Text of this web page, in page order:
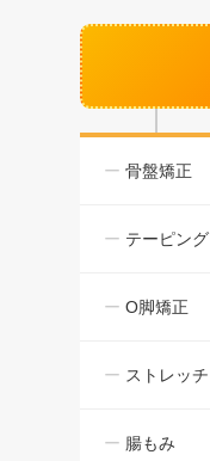
骨盤矯正
テーピング
O脚矯正
ストレッチ
腸もみ